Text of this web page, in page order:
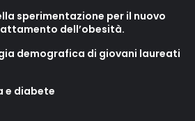
sperimentazione per il nuovo
dell’obesità.
demografica di giovani laureati
e diabete